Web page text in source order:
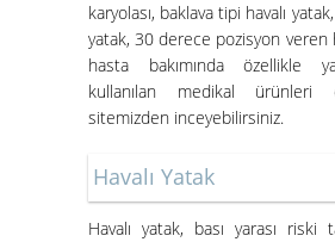
İzmir Konak Hasta Yatağı
Kurulumları Devam Ediyor
karyolası, baklava tipi havalı
yatak, 30 derece pozisyon veren
hasta bakımında özellikle
kullanılan medikal ürünleri
sitemizden inceyebilirsiniz.
Havalı Yatak
Havalı yatak, bası yarası riski